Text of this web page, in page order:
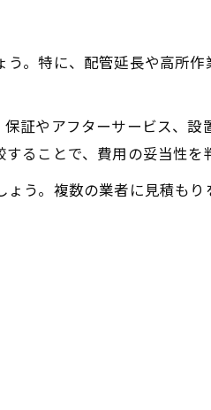
。特に、配管延長や高所
証やアフターサービス、
ることで、費用の妥当性を
う。複数の業者に見積も